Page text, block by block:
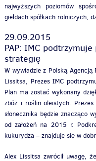
najwyższych poziomów
giełdach spółkach rolniczych,
29.09.2015
PAP: IMC
strategię
W wywiadzie z Polską
Lissitsa, Prezes IMC
Plan ma zostać wykonany
zbóż i roślin oleistych.
słonecznika będzie znacząco
od założeń na 2015 r.
kukurydza – znajduje się w
Alex Lissitsa zwrócił uwagę,